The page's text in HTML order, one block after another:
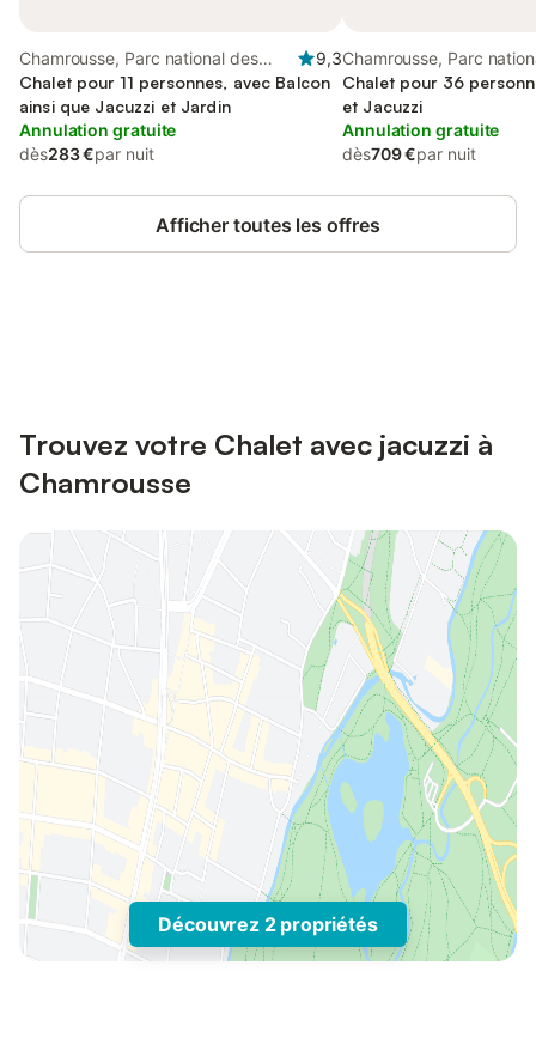
Chamrousse, Parc national des
Écrins
9,3
Chalet pour 11 personnes, avec Balcon
ainsi que Jacuzzi et Jardin
Annulation gratuite
dès283 €par nuit
Chamrousse, Parc
Chalet pour 36
et Jacuzzi
Annulation gratuite
dès709 €par nuit
Afficher toutes les offres
Trouvez votre Chalet avec jacuzzi à
Chamrousse
Découvrez 2 propriétés